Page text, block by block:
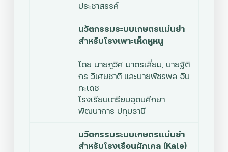
ประชาสรรค์
นวัตกรรมระบบเกษตรแม่นยำ
สำหรับโรงเพาะเห็ดหูหนู
โดย นายภูวิศ มาตรเลี่ยม, นายฐิติ
กร วิเศษชาติ และนายพัชรพล อิน
ทะเดช
โรงเรียนเตรียมอุดมศึกษา
พัฒนาการ ปทุมธานี
นวัตกรรมระบบเกษตรแม่นยำ
สำหรับโรงเรือนผักเคล (Kale)